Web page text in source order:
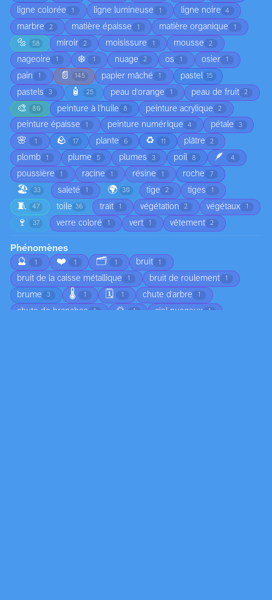
ligne colorée 1 ligne lumineuse 1 ligne noire 4
marbre 2 matière épaisse 1 matière organique 1
🔩 58 miroir 2 moisissure 1 mousse 2
nageoire 1 ❄️ 1 nuage 2 os 1 osier 1
pain 1 📄 145 papier mâché 1 pastel 15
pastels 3 🧴 25 peau d'orange 1 peau de fruit 2
🎨 80 peinture à l'huile 8 peinture acrylique 2
peinture épaisse 1 peinture numérique 4 pétale 3
🌸 1 🪨 17 plante 6 ♻️ 11 plâtre 2
plomb 1 plume 5 plumes 3 poil 8 🪶 4
poussière 1 racine 1 résine 1 roche 7
🏖️ 33 saleté 1 🌍 30 tige 2 tiges 1
🧵 47 toile 36 trait 1 végétation 2 végétaux 1
🍷 37 verre coloré 1 vert 1 vêtement 2
Phénomènes
🔮
1 ❤️ 1 🗂️ 1 bruit 1
bruit de la caisse métallique 1 bruit de roulement 1
brume 3 🌡️ 1 🗓️ 1 chute d'arbre 1
chute de branches 1 🌅 1 ciel nuageux 1